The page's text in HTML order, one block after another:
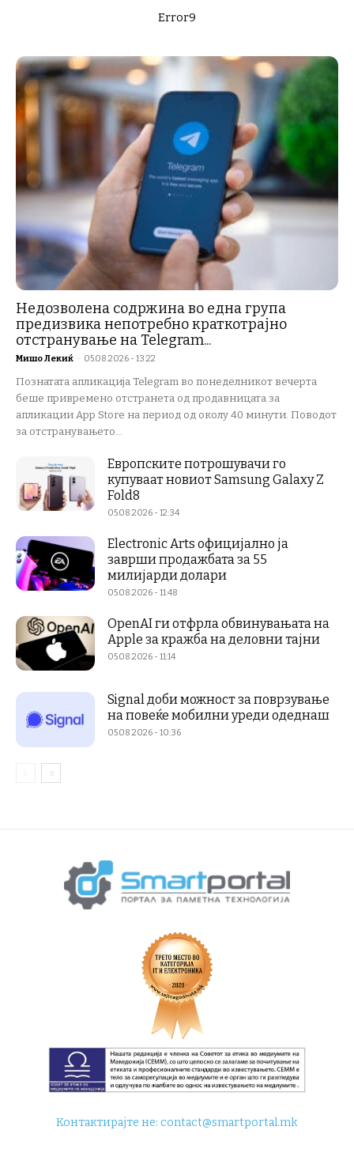
Error9
Недозволена содржина во една група
предизвика непотребно краткотрајно
отстранување на Telegram...
Мишо Лекиќ - 05.08.2026 - 13:22
Познатата апликација Telegram во понеделникот вечерта
беше привремено отстранета од продавницата за
апликации App Store на период од околу 40 минути. Поводот
за отстранувањето...
Европските потрошувачи го
купуваат новиот Samsung Galaxy Z
Fold8
05.08.2026 - 12:34
Electronic Arts официјално ја
заврши продажбата за 55
милијарди долари
05.08.2026 - 11:48
OpenAI ги отфрла обвинувањата на
Apple за кражба на деловни тајни
05.08.2026 - 11:14
Signal доби можност за поврзување
на повеќе мобилни уреди одеднаш
05.08.2026 - 10:36
Контактирајте не:contact@smartportal.mk